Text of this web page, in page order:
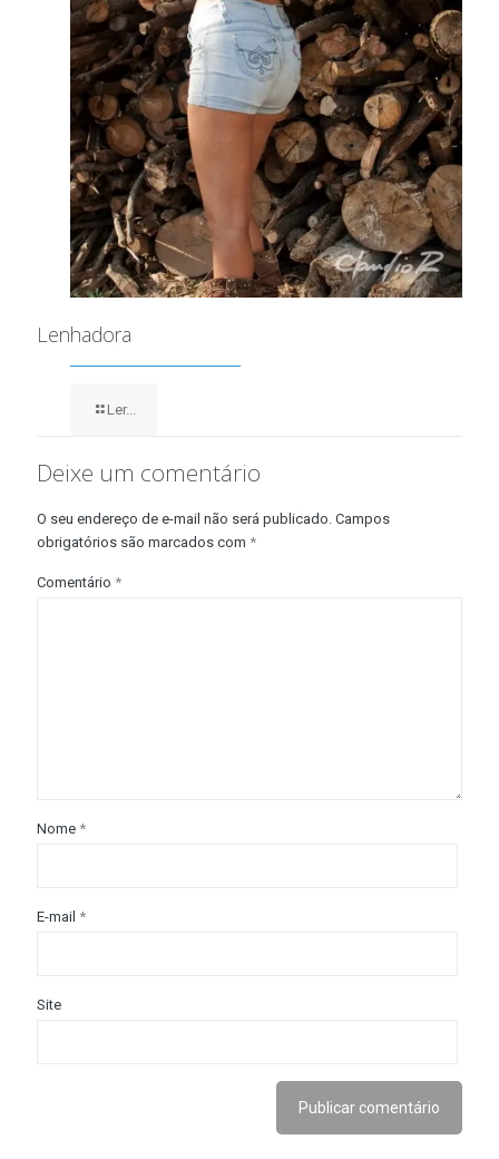
Lenhadora
Ler...
Deixe um comentário
O seu endereço de e-mail não será publicado. Campos
obrigatórios são marcados com *
Comentário *
Nome *
E-mail *
Site